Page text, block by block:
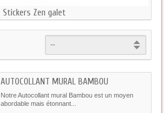
Stickers Zen galet
AUTOCOLLANT MURAL BAMBOU
Notre Autocollant mural Bambou est un moyen
abordable mais étonnant...